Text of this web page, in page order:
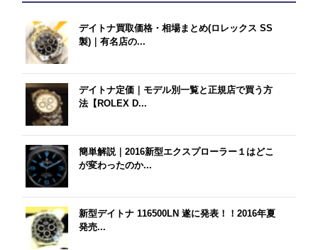
デイトナ買取価格・相場まとめ(ロレックス SS
製)｜有名店の...
デイトナ定価｜モデル別一覧と正規店で買う方
法【ROLEX D...
簡単解説｜2016新型エクスプローラー１はどこ
が変わったのか...
新型デイトナ 116500LN 遂に発表！！2016年夏
発売...